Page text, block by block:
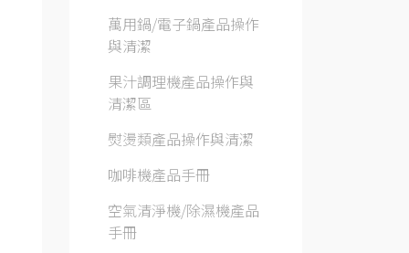
萬用鍋/電子鍋產品操作
與清潔
果汁調理機產品操作與
清潔區
熨燙類產品操作與清潔
咖啡機產品手冊
空氣清淨機/除濕機產品
手冊